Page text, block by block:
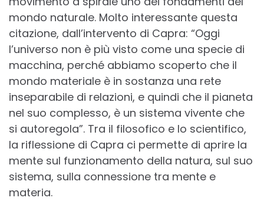
mondo naturale. Molto interessante questa
citazione, dall’intervento di Capra: “Oggi
l’universo non è più visto come una specie di
macchina, perché abbiamo scoperto che il
mondo materiale è in sostanza una rete
inseparabile di relazioni, e quindi che il pianeta
nel suo complesso, è un sistema vivente che
si autoregola”. Tra il filosofico e lo scientifico,
la riflessione di Capra ci permette di aprire la
mente sul funzionamento della natura, sul suo
sistema, sulla connessione tra mente e
materia.